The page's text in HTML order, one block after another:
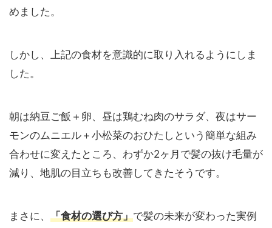
めました。
しかし、上記の食材を意識的に取り入れるようにしま
した。
朝は納豆ご飯＋卵、昼は鶏むね肉のサラダ、夜はサー
モンのムニエル＋小松菜のおひたしという簡単な組み
合わせに変えたところ、わずか2ヶ月で髪の抜け毛量が
減り、地肌の目立ちも改善してきたそうです。
まさに、 「食材の選び方」で髪の未来が変わった実例